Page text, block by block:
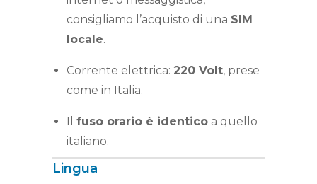
consigliamo l’acquisto di una SIM
locale.
Corrente elettrica: 220 Volt, prese
come in Italia.
fuso orario è identico a quello
italiano.
Lingua